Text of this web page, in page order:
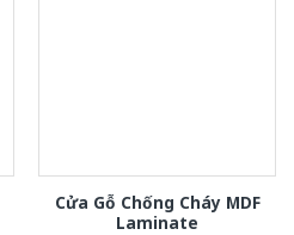
Cửa Gỗ Chống Cháy MDF
Laminate